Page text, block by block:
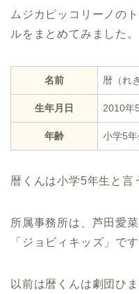
ムジカピッコリーノの
ルをまとめてみました。
名前 暦（れ
生年月日 2010年
年齢 小学5
暦くんは小学5年生と言
所属事務所は、芦田愛
「ジョビィキッズ」です
以前は暦くんは劇団ひ